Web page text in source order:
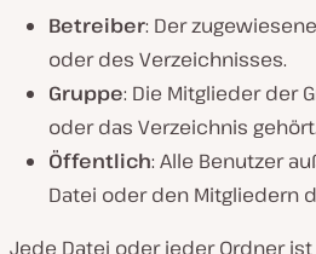
Betreiber: Der
oder des Verzeichnisses.
Gruppe: Die Mitglieder der
oder das Verzeichnis gehört.
Öffentlich: Alle Benutzer
Datei oder den Mitgliedern
Jede Datei oder jeder Ordner